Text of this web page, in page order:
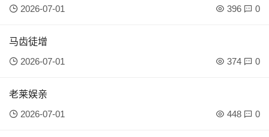
2026-07-01
396 0
马齿徒增
2026-07-01
374 0
老莱娱亲
2026-07-01
448 0